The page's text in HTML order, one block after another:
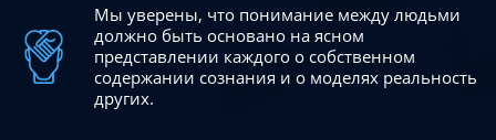
Мы уверены, что понимание между людьми
должно быть основано на ясном
представлении каждого о собственном
содержании сознания и о моделях реальность
других.